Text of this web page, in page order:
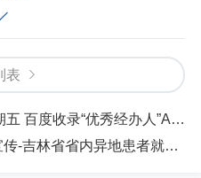
理多个企业的电子印章。
月的印章使用记录。
表
度收录“优秀经办人”AI 知识库
林省省内异地患者就医指南